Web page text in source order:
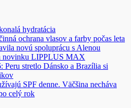
hydratácia
ochrana vlasov a farby počas leta
novú spoluprácu s Alenou
novinku LIPPLUS MAX
Peru stretlo Dánsko a Brazília si
SPF denne. Väčšina necháva
celý rok